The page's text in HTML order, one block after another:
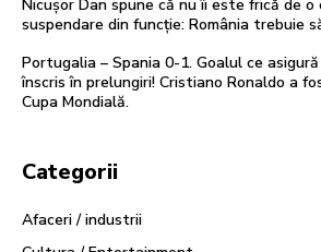
Nicușor Dan spune că nu îi este frică de
suspendare din funcție: România trebuie
Portugalia – Spania 0-1. Goalul ce
înscris în prelungiri! Cristiano Ronaldo a
Cupa Mondială.
Categorii
Afaceri / industrii